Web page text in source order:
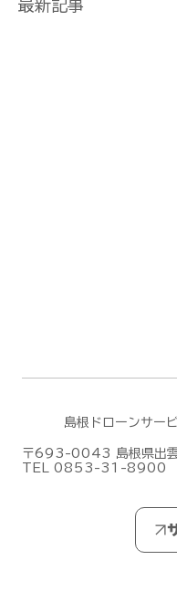
最新記事
DJIがMic
島根ドローンサー
〒693-0043 島根県出
TEL 0853-31-8900